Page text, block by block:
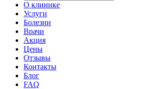
О клинике
Услуги
Болезни
Врачи
Акция
Цены
Отзывы
Контакты
Блог
FAQ